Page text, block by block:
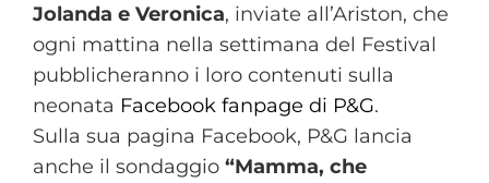
Jolanda e Veronica, inviate all’Ariston, che
ogni mattina nella settimana del Festival
pubblicheranno i loro contenuti sulla
neonata Facebook fanpage di P&G.
Sulla sua pagina Facebook, P&G lancia
anche il sondaggio “Mamma, che